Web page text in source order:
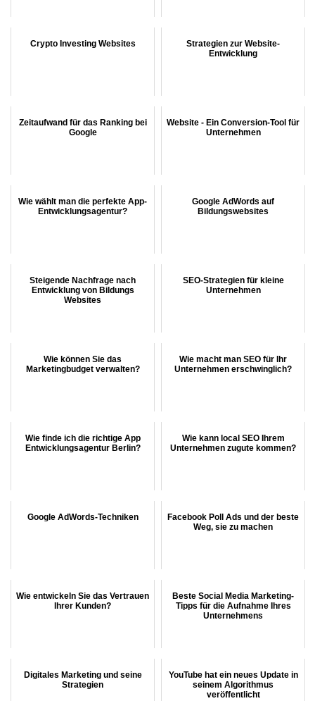
Crypto Investing Websites
Strategien zur Website-
Entwicklung
Zeitaufwand für das Ranking bei
Google
Website - Ein Conversion-Tool für
Unternehmen
Wie wählt man die perfekte App-
Entwicklungsagentur?
Google AdWords auf
Bildungswebsites
Steigende Nachfrage nach
Entwicklung von Bildungs
Websites
SEO-Strategien für kleine
Unternehmen
Wie können Sie das
Marketingbudget verwalten?
Wie macht man SEO für Ihr
Unternehmen erschwinglich?
Wie finde ich die richtige App
Entwicklungsagentur Berlin?
Wie kann local SEO Ihrem
Unternehmen zugute kommen?
Google AdWords-Techniken
Facebook Poll Ads und der beste
Weg, sie zu machen
Wie entwickeln Sie das Vertrauen
Ihrer Kunden?
Beste Social Media Marketing-
Tipps für die Aufnahme Ihres
Unternehmens
Digitales Marketing und seine
Strategien
YouTube hat ein neues Update in
seinem Algorithmus
veröffentlicht